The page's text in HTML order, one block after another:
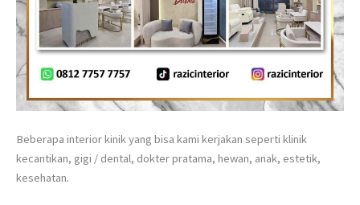
Beberapa interior kinik yang bisa kami kerjakan seperti klinik
kecantikan, gigi / dental, dokter pratama, hewan, anak, estetik,
kesehatan.